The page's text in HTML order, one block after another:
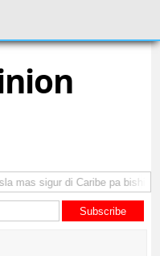
sigur di Caribe pa bishita
Subscribe